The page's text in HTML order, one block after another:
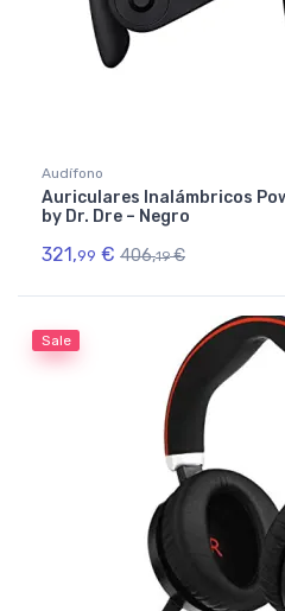
Audífono
Auriculares Inalámbricos
by Dr. Dre – Negro
321,99 € 406,19 €
Sale